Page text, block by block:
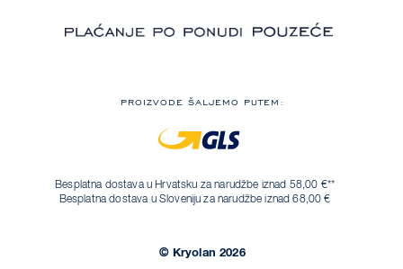
PROIZVODE ŠALJEMO PUTEM:
Besplatna dostava u Hrvatsku za narudžbe iznad 58,00 €**
Besplatna dostava u Sloveniju za narudžbe iznad 68,00 €
© Kryolan 2026